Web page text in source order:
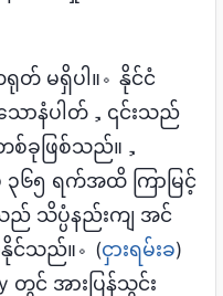
တ် မရှိပါ။。နိုင်ငံ
ောနံပါတ်，၎င်းသည်
ခုဖြစ်သည်။，
၆၅ ရက်အထိ ကြာမြင့်
သိပ္ပံနည်းကျ အင်
င်သည်။。(ငှားရမ်းခ)
တွင် အားပြန်သွင်း